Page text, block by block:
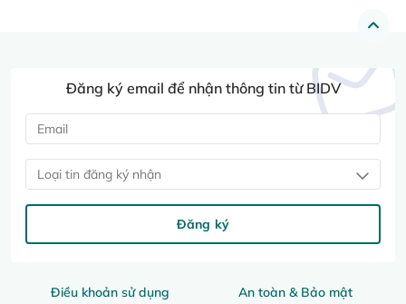
Điều khoản sử dụng
An toàn & Bảo mật
Đăng ký email để nhận thông tin từ BIDV
Loại tin đăng ký nhận
Đăng ký